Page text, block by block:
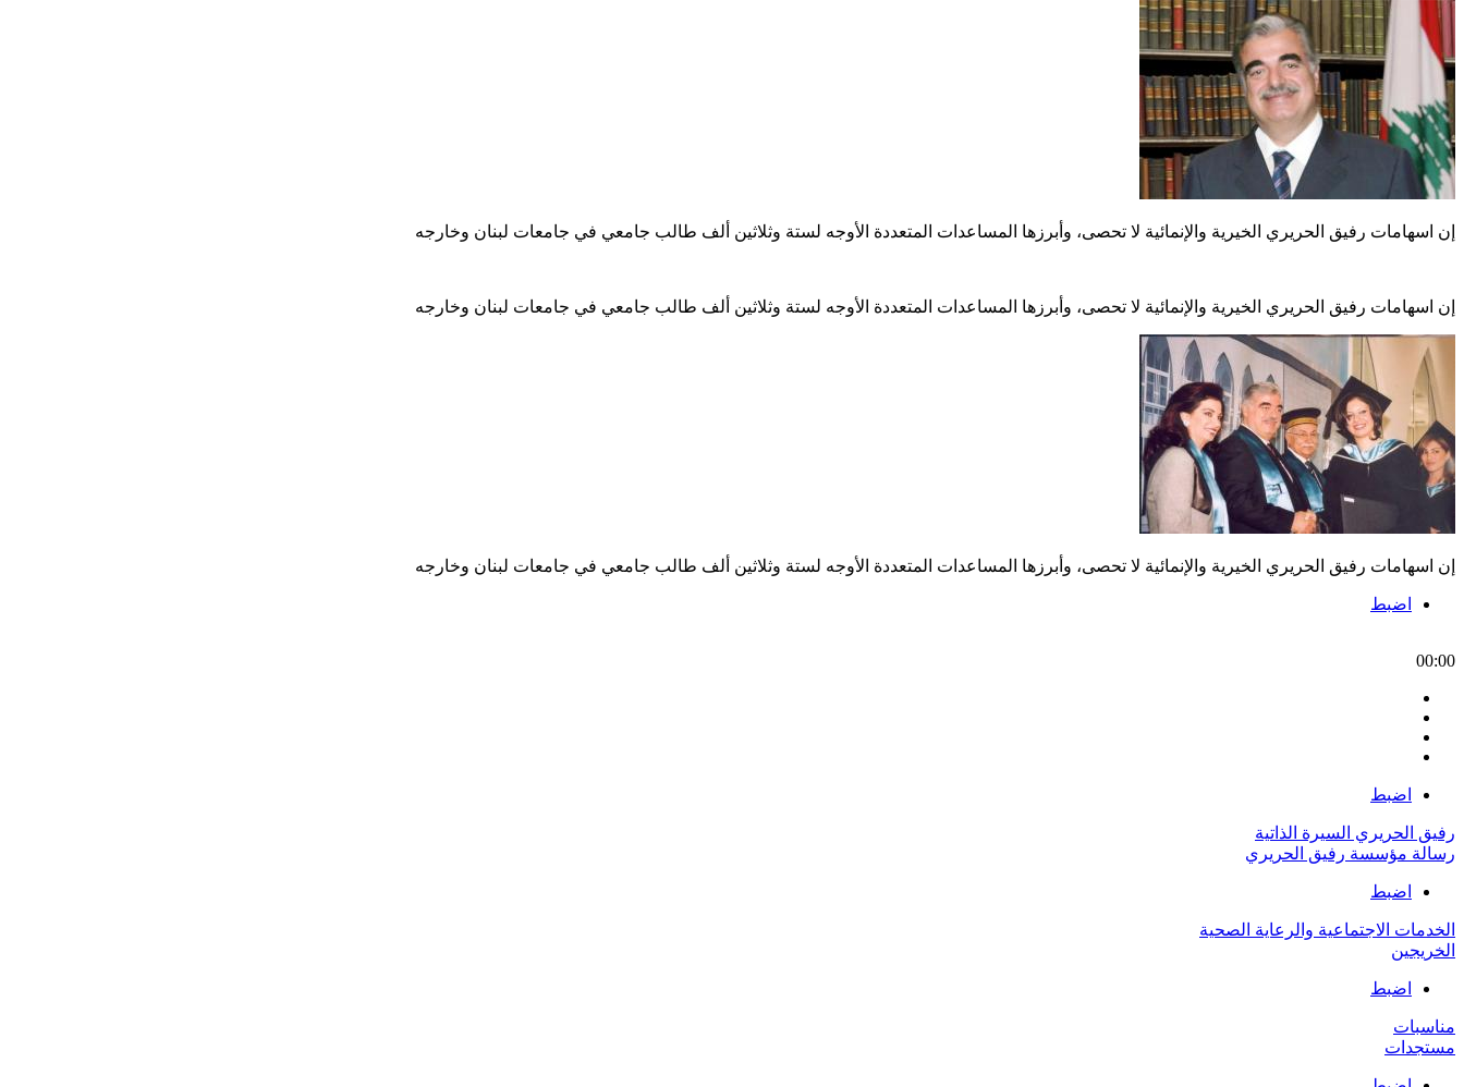
إن اسهامات رفيق الحريري الخيرية والإنمائية لا تحصى، وأبرزها المساعدات المتعددة الأوجه لستة وثلاثين ألف طالب جامعي في جامعات لبنان وخارجه
إن اسهامات رفيق الحريري الخيرية والإنمائية لا تحصى، وأبرزها المساعدات المتعددة الأوجه لستة وثلاثين ألف طالب جامعي في جامعات لبنان وخارجه
إن اسهامات رفيق الحريري الخيرية والإنمائية لا تحصى، وأبرزها المساعدات المتعددة الأوجه لستة وثلاثين ألف طالب جامعي في جامعات لبنان وخارجه
اضبط
00:00
اضبط
رفيق الحريري السيرة الذاتية
رسالة مؤسسة رفيق الحريري
اضبط
الخدمات الاجتماعية والرعاية الصحية
الخريجين
اضبط
مناسبات
مستجدات